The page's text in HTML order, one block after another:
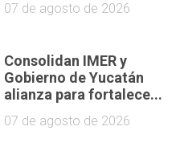
07 de agosto de 2026
Consolidan IMER y
Gobierno de Yucatán
alianza para fortalece...
07 de agosto de 2026